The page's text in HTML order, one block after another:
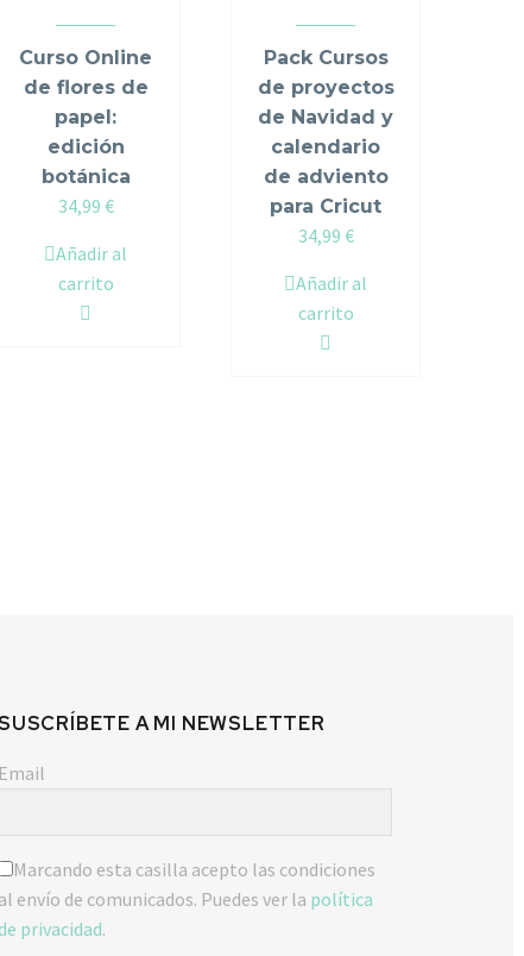
Curso Online
de flores de
papel:
edición
botánica
34,99 €
Añadir al
carrito
Pack Cursos
de proyectos
de Navidad y
calendario
de adviento
para Cricut
Original
was:
39,98 €.
34,99 €Current
is:
34,99 €.
Añadir al
carrito
A MI NEWSLETTER
Email
Marcando esta casilla acepto las condiciones
al envío de comunicados. Puedes ver la política
privacidad.